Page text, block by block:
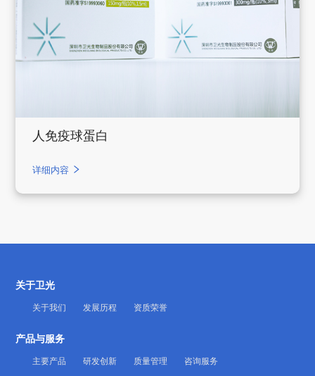
人免疫球蛋白
详细内容
关于卫光
关于我们 发展历程 资质荣誉
产品与服务
主要产品 研发创新 质量管理 咨询服务